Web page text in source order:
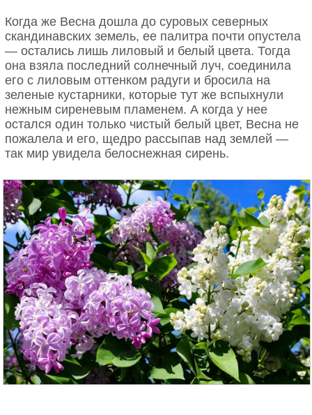
Когда же Весна дошла до суровых северных
скандинавских земель, ее палитра почти опустела
— остались лишь лиловый и белый цвета. Тогда
она взяла последний солнечный луч, соединила
его с лиловым оттенком радуги и бросила на
зеленые кустарники, которые тут же вспыхнули
нежным сиреневым пламенем. А когда у нее
остался один только чистый белый цвет, Весна не
пожалела и его, щедро рассыпав над землей —
так мир увидела белоснежная сирень.